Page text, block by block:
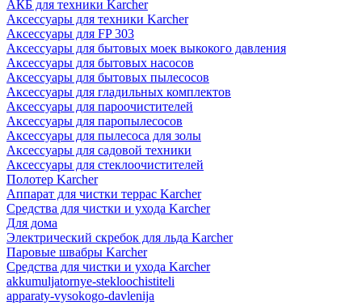
АКБ для техники Karcher
Аксессуары для техники Karcher
Аксессуары для FP 303
Аксессуары для бытовых моек выкокого давления
Аксессуары для бытовых насосов
Аксессуары для бытовых пылесосов
Аксессуары для гладильных комплектов
Аксессуары для пароочистителей
Аксессуары для паропылесосов
Аксессуары для пылесоса для золы
Аксессуары для садовой техники
Аксессуары для стеклоочистителей
Полотер Karcher
Аппарат для чистки террас Karcher
Средства для чистки и ухода Karcher
Для дома
Электрический скребок для льда Karcher
Паровые швабры Karcher
Средства для чистки и ухода Karcher
akkumuljatornye-stekloochistiteli
apparaty-vysokogo-davlenija